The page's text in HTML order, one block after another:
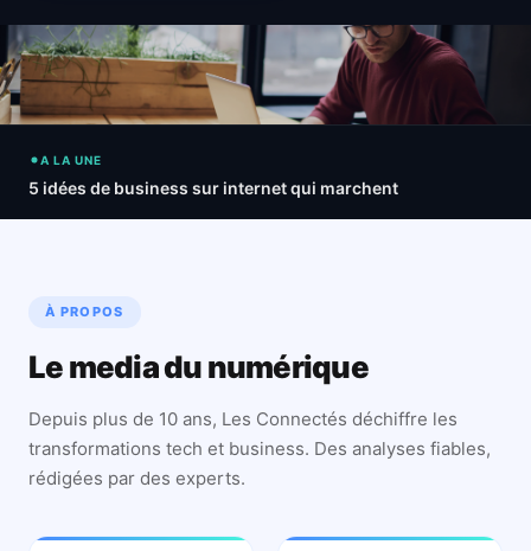
A LA UNE
5 idées de business sur internet qui marchent
À PROPOS
Le media du numérique
Depuis plus de 10 ans, Les Connectés déchiffre les
transformations tech et business. Des analyses fiables,
rédigées par des experts.